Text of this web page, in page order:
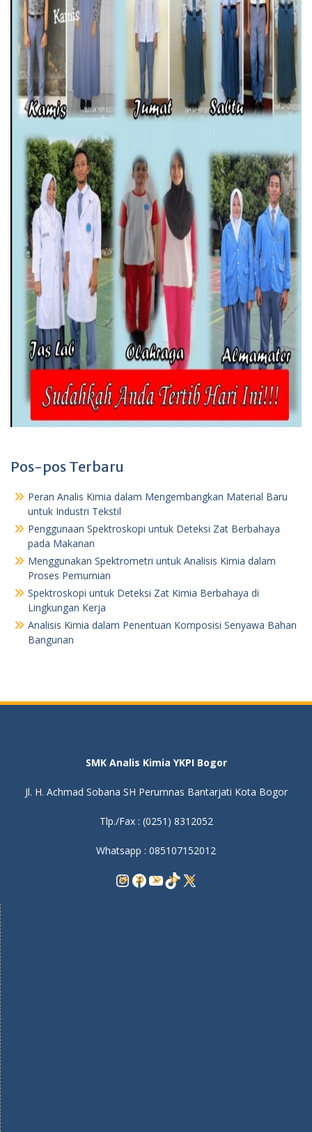
Pos-pos Terbaru
Peran Analis Kimia dalam Mengembangkan Material Baru
untuk Industri Tekstil
Penggunaan Spektroskopi untuk Deteksi Zat Berbahaya
pada Makanan
Menggunakan Spektrometri untuk Analisis Kimia dalam
Proses Pemurnian
Spektroskopi untuk Deteksi Zat Kimia Berbahaya di
Lingkungan Kerja
Analisis Kimia dalam Penentuan Komposisi Senyawa Bahan
Bangunan
SMK Analis Kimia YKPI Bogor
Jl. H. Achmad Sobana SH Perumnas Bantarjati Kota Bogor
Tlp./Fax : (0251) 8312052
Whatsapp : 085107152012
Instagram
Facebook
YouTube
TikTok
X